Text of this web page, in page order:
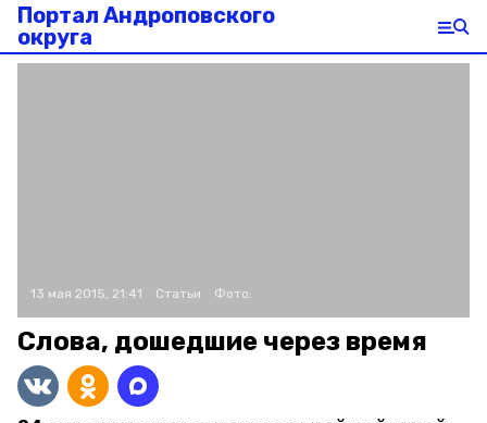
Портал Андроповского
округа
13 мая 2015, 21:41 Статьи Фото:
Слова, дошедшие через время